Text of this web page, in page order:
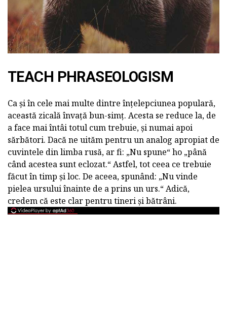
TEACH PHRASEOLOGISM
Ca și în cele mai multe dintre înțelepciunea populară,
această zicală învață bun-simț. Acesta se reduce la, de
a face mai întâi totul cum trebuie, și numai apoi
sărbători. Dacă ne uităm pentru un analog apropiat de
cuvintele din limba rusă, ar fi: „Nu spune“ ho „până
când acestea sunt eclozat.“ Astfel, tot ceea ce trebuie
făcut în timp și loc. De aceea, spunând: „Nu vinde
pielea ursului înainte de a prins un urs.“ Adică,
credem că este clar pentru tineri și bătrâni.